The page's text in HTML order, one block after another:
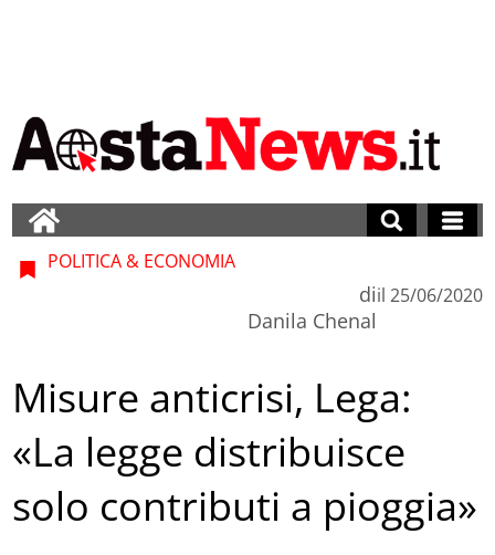
POLITICA & ECONOMIA
di
Danila Chenal
il 25/06/2020
Misure anticrisi, Lega:
«La legge distribuisce
solo contributi a pioggia»